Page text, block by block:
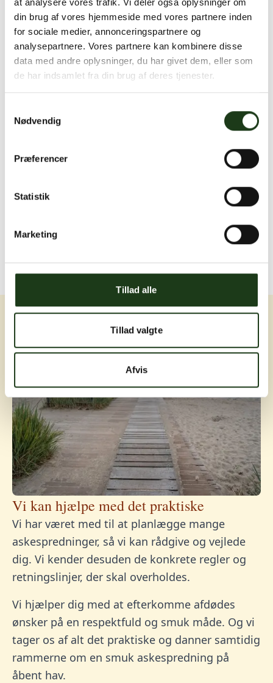
din brug af vores hjemmeside med vores partnere inden
for sociale medier, annonceringspartnere og
analysepartnere. Vores partnere kan kombinere disse
data med andre oplysninger, du har givet dem, eller som
de har indsamlet fra din brug af deres tjenester.
Nødvendig
Præferencer
Statistik
Marketing
Tillad alle
Tillad valgte
Afvis
Forurener en askespredning?
Nej, en askespredning forurener ikke. På
krematoriet foretages en gennemgribende
rensning af asken for at filtrere alle metaller og
kilder til evt. forurening.
Dette er dikteret af lovgivningen, der alene er
tænkt for at beskytte både familien til havs og
begravelsestype, så du kan med god
samvittighed vælge denne, selvom du kerer dig
Vi kan hjælpe med det praktiske
Vi har været med til at planlægge mange
askespredninger, så vi kan rådgive og vejlede
dig. Vi kender desuden de konkrete regler og
retningslinjer, der skal overholdes.
Vi hjælper dig med at efterkomme afdødes
ønsker på en respektfuld og smuk måde. Og vi
tager os af alt det praktiske og danner samtidig
rammerne om en smuk askespredning på
åbent hav.